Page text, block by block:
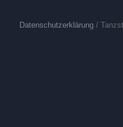
Datenschutzerklärung/